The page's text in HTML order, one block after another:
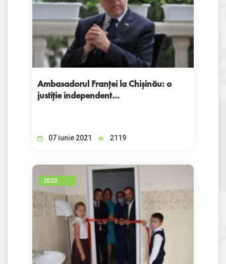
Ambasadorul Franței la Chișinău: o
justiție independent...
07 iunie 2021 2119
2020